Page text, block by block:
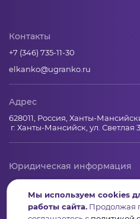
Контакты
+7 (346) 735-11-30
elkanko@ugranko.ru
Адрес
628011, Россия, Ханты-
г. Ханты-Мансийск, ул. Светлая
Юридическая информация
социальных инициатив Югры»
Юридический и почтовый
Мы используем cookies
работы сайта. Продолжая